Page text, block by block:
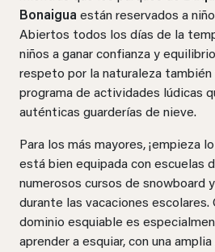
Bonaigua están reservados a
Abiertos todos los días de la
niños a ganar confianza y
respeto por la naturaleza también
programa de actividades lúdicas
auténticas guarderías de nieve.
Para los más mayores, ¡empieza
está bien equipada con escuelas
numerosos cursos de snowboard
durante las vacaciones escolares.
dominio esquiable es
aprender a esquiar, con una